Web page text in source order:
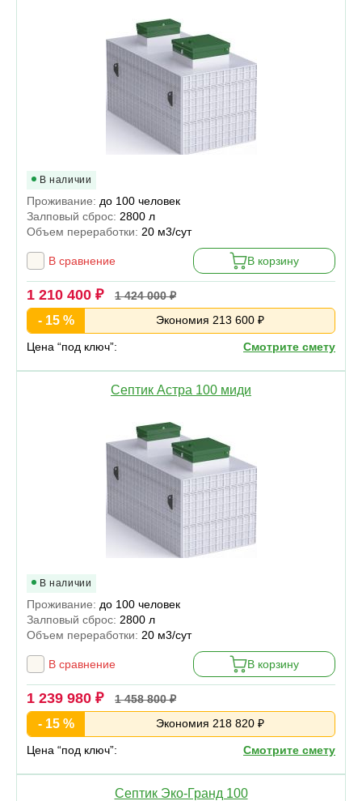
В наличии
Проживание: до 100 человек
Залповый сброс: 2800 л
Объем переработки: 20 м3/сут
В сравнение В корзину
1 210 400 ₽ 1 424 000 ₽
- 15 % Экономия 213 600 ₽
Цена “под ключ”: Смотрите смету
Септик Астра 100 миди
В наличии
Проживание: до 100 человек
Залповый сброс: 2800 л
Объем переработки: 20 м3/сут
В сравнение В корзину
1 239 980 ₽ 1 458 800 ₽
- 15 % Экономия 218 820 ₽
Цена “под ключ”: Смотрите смету
Септик Эко-Гранд 100